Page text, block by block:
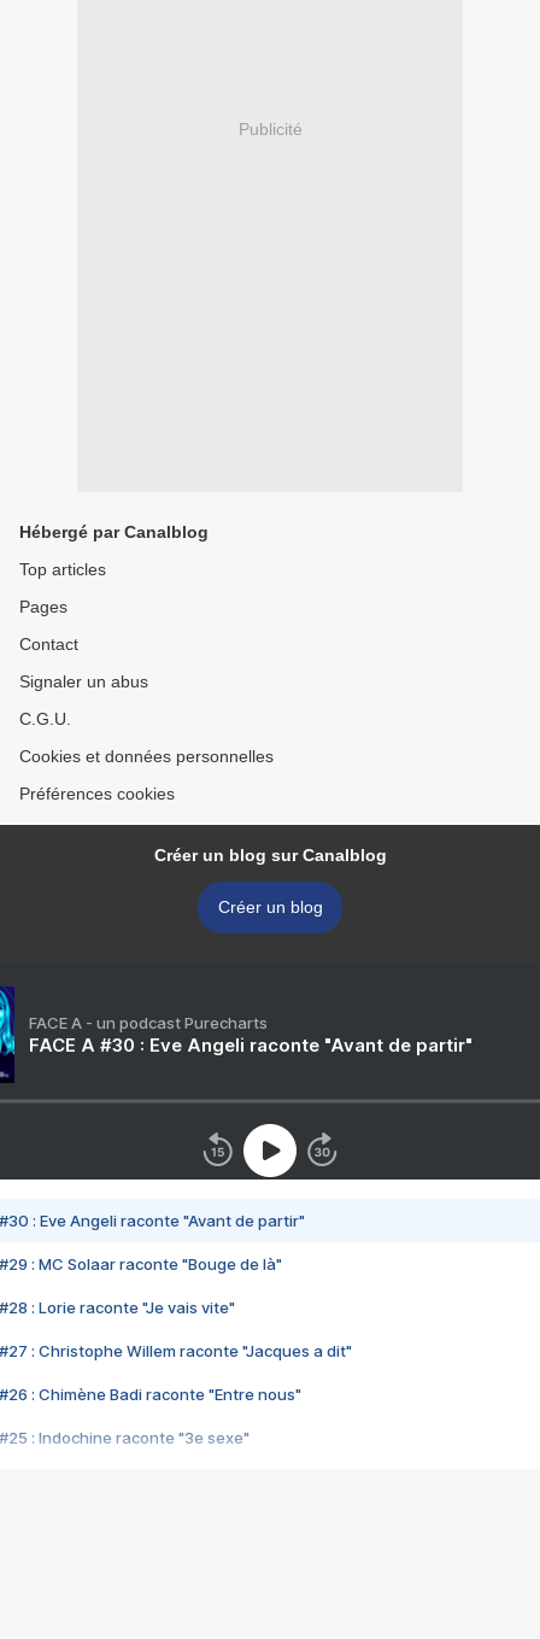
Publicité
Hébergé par Canalblog
Top articles
Pages
Contact
Signaler un abus
C.G.U.
Cookies et données personnelles
Préférences cookies
Créer un blog sur Canalblog
Créer un blog
FACE A - un podcast Purecharts
FACE A #30 : Eve Angeli raconte "Avant de partir"
#30 : Eve Angeli raconte "Avant de partir"
#29 : MC Solaar raconte "Bouge de là"
#28 : Lorie raconte "Je vais vite"
#27 : Christophe Willem raconte "Jacques a dit"
#26 : Chimène Badi raconte "Entre nous"
#25 : Indochine raconte "3e sexe"